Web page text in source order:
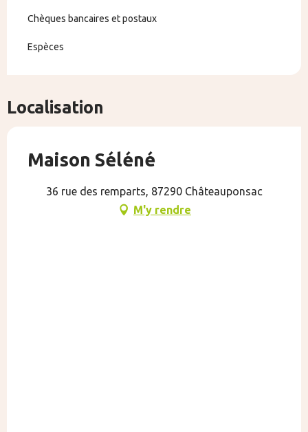
Chèques bancaires et postaux
Espèces
Localisation
Maison Séléné
36 rue des remparts, 87290 Châteauponsac
M'y rendre